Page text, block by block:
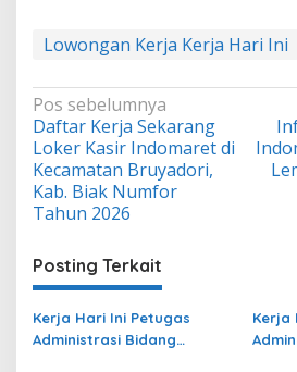
Lowongan Kerja Kerja Hari Ini
Navigasi
pos
Pos sebelumnya
Daftar Kerja Sekarang
Loker Kasir Indomaret di
Kecamatan Bruyadori,
Kab. Biak Numfor
Tahun 2026
Posting Terkait
Kerja Hari Ini Petugas
Administrasi Bidang
Kerja